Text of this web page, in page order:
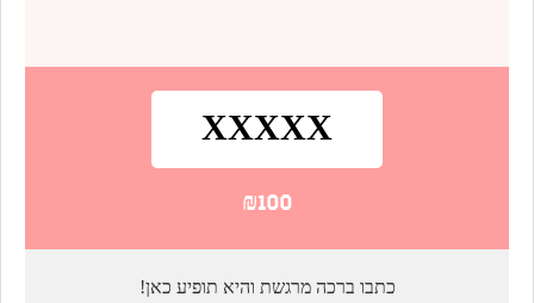
XXXXX
₪100
כתבו ברכה מרגשת והיא תופיע כאן!